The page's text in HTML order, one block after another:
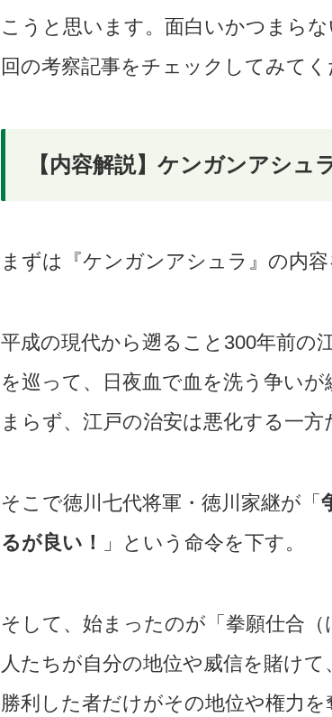
こうと思います。面白いかつまら
回の考察記事をチェックしてみてく
【内容解説】ケンガンアシ
まずは『ケンガンアシュラ』の内容
平成の現代から遡ること300年前の
を巡って、日夜血で血を洗う争い
まらず、江戸の治安は悪化する一方
そこで徳川七代将軍・徳川家継が「
るが良い！
」という命令を下す。
そして、始まったのが「拳願仕合
人たちが自分の地位や威信を賭け
勝利した者だけがその地位や権力を